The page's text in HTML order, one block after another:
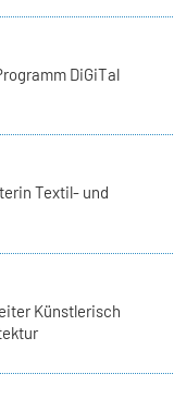
DiGiTal
Textil- und
Künstlerisch